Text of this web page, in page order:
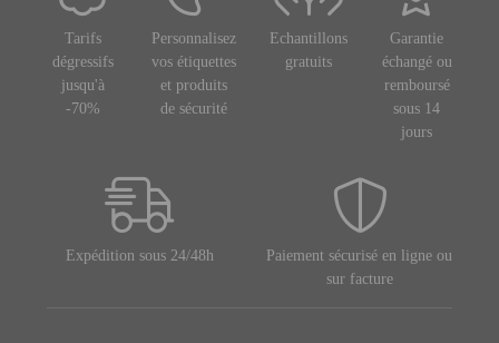
Tarifs
dégressifs
jusqu'à
-70%
Personnalisez
vos étiquettes
et produits
de sécurité
Echantillons
gratuits
Garantie
échangé ou
remboursé
sous 14
jours
Expédition sous 24/48h
Paiement sécurisé en ligne ou
sur facture